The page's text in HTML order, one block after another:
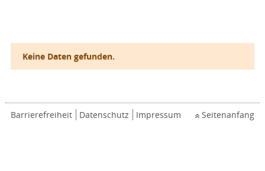
Keine Daten gefunden.
Barrierefreiheit Datenschutz Impressum Seitenanfang